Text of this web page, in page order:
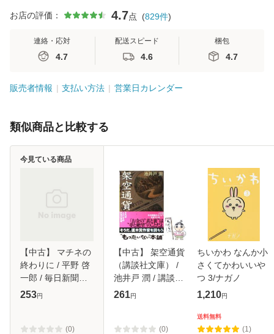
お店の評価： 4.7点 (829件)
連絡・応対
4.7
配送スピード
4.6
梱包
4.7
販売者情報 支払い方法 営業日カレンダー
類似商品と比較する
【中古】 マチネの
終わりに / 平野 啓
一郎 / 毎日新聞出
版 [単行本]【メー
253円
(0)
今見ている商品
【中古】 架空通貨
（講談社文庫） /
池井戸 潤 / 講談社
[文庫]【メール便送
261円
(0)
ちいかわ なんか小
さくてかわいいや
つ 3/ナガノ
1,210円
送料無料
(1)